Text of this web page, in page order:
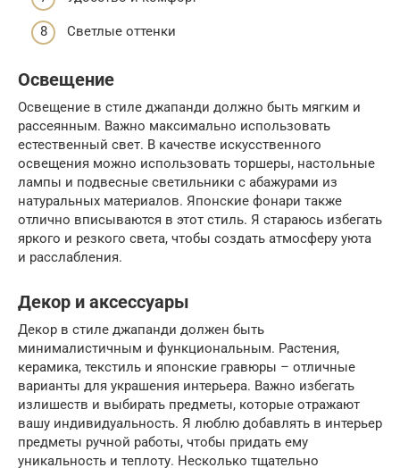
Светлые оттенки
Освещение
Освещение в стиле джапанди должно быть мягким и
рассеянным. Важно максимально использовать
естественный свет. В качестве искусственного
освещения можно использовать торшеры, настольные
лампы и подвесные светильники с абажурами из
натуральных материалов. Японские фонари также
отлично вписываются в этот стиль. Я стараюсь избегать
яркого и резкого света, чтобы создать атмосферу уюта
и расслабления.
Декор и аксессуары
Декор в стиле джапанди должен быть
минималистичным и функциональным. Растения,
керамика, текстиль и японские гравюры – отличные
варианты для украшения интерьера. Важно избегать
излишеств и выбирать предметы, которые отражают
вашу индивидуальность. Я люблю добавлять в интерьер
предметы ручной работы, чтобы придать ему
уникальность и теплоту. Несколько тщательно